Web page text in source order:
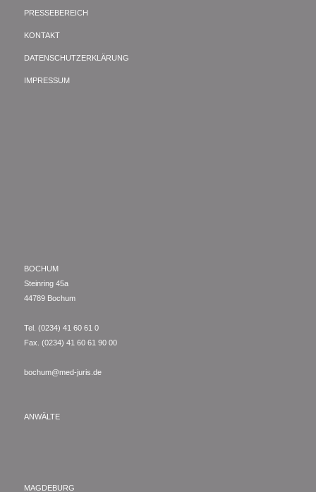
PRESSEBEREICH
KONTAKT
DATENSCHUTZERKLÄRUNG
IMPRESSUM
BOCHUM
Steinring 45a
44789 Bochum
Tel. (0234) 41 60 61 0
Fax. (0234) 41 60 61 90 00
bochum@med-juris.de
ANWÄLTE
MAGDEBURG